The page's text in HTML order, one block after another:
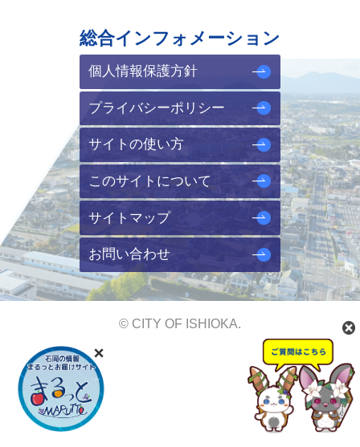
総合インフォメーション
個人情報保護方針
プライバシーポリシー
サイトの使い方
このサイトについて
サイトマップ
お問い合わせ
© CITY OF ISHIOKA.